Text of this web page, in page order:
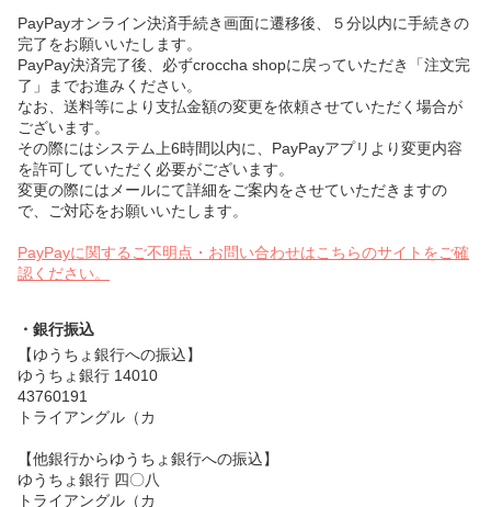
PayPayオンライン決済手続き画面に遷移後、５分以内に手続きの
完了をお願いいたします。
PayPay決済完了後、必ずcroccha shopに戻っていただき「注文完
了」までお進みください。
なお、送料等により支払金額の変更を依頼させていただく場合が
ございます。
その際にはシステム上6時間以内に、PayPayアプリより変更内容
を許可していただく必要がございます。
変更の際にはメールにて詳細をご案内をさせていただきますの
で、ご対応をお願いいたします。
PayPayに関するご不明点・お問い合わせはこちらのサイトをご確
認ください。
・銀行振込
【ゆうちょ銀行への振込】
ゆうちょ銀行 14010
43760191
トライアングル（カ
【他銀行からゆうちょ銀行への振込】
ゆうちょ銀行 四〇八
トライアングル（カ